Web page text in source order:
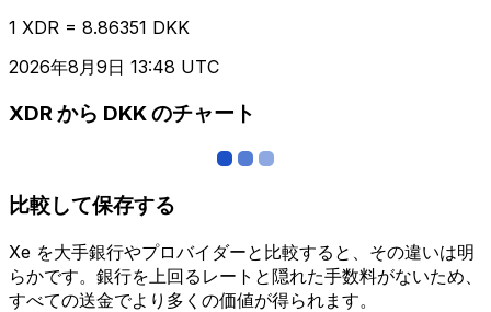
1 XDR = 8.86351 DKK
2026年8月9日 13:48 UTC
XDR から DKK のチャート
比較して保存する
Xe を大手銀行やプロバイダーと比較すると、その違いは明
らかです。銀行を上回るレートと隠れた手数料がないため、
すべての送金でより多くの価値が得られます。